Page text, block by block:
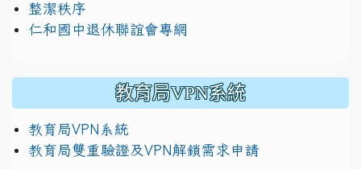
整潔秩序
仁和國中退休聯誼會專網
教育局VPN系統
教育局VPN系統
教育局雙重驗證及VPN解鎖需求申請